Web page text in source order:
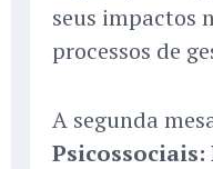
seus impactos
processos de
A segunda